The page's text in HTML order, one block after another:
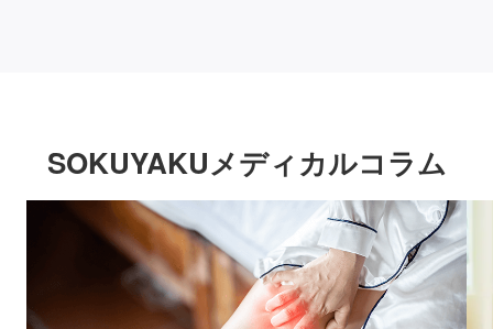
SOKUYAKUメディカルコラム